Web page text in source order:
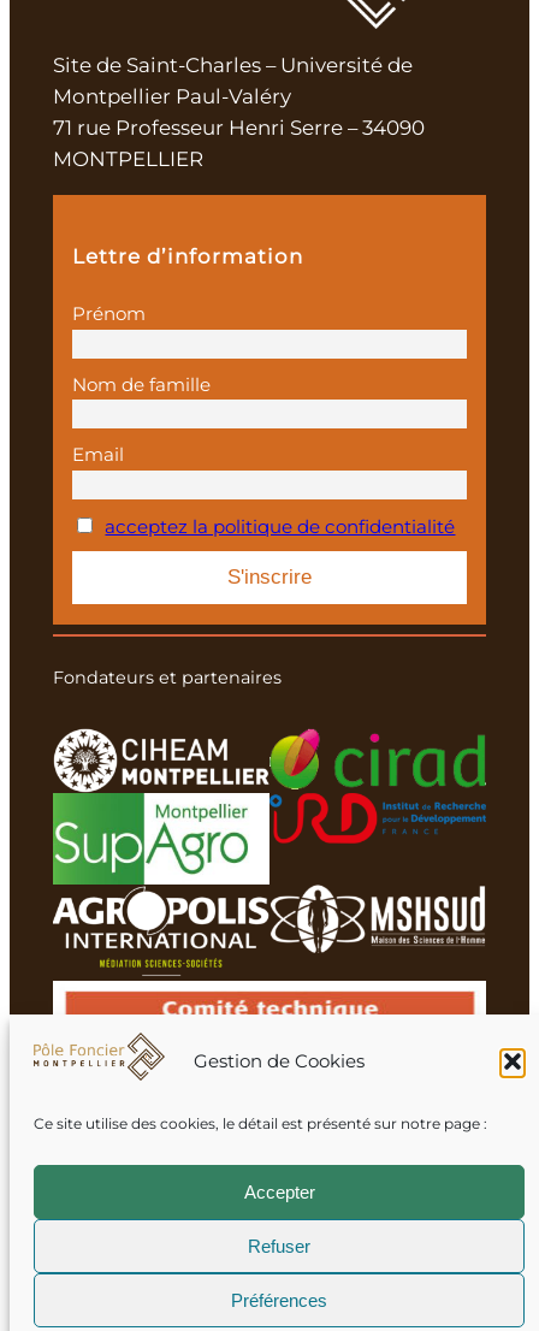
Gestion de Cookies
Ce site utilise des cookies, le détail est présenté sur notre page :
Accepter
Refuser
Préférences
Site de Saint-Charles – Université de
Montpellier Paul-Valéry
71 rue Professeur Henri Serre – 34090
MONTPELLIER
Lettre d’information
Prénom
Nom de famille
Email
acceptez la politique de confidentialité
Fondateurs et partenaires
Membres du réseau
Crédits